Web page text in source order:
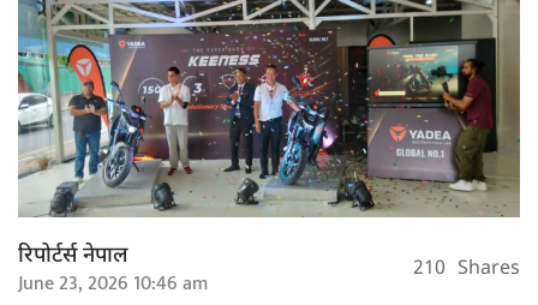
रिपोर्टर्स नेपाल
June 23, 2026 10:46 am 210 Shares